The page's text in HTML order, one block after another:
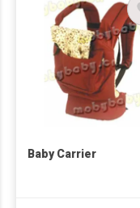
Baby Carrier